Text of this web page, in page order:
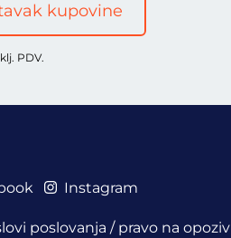
kupovine
PDV.
Instagram
poslovanja / pravo na opoziv